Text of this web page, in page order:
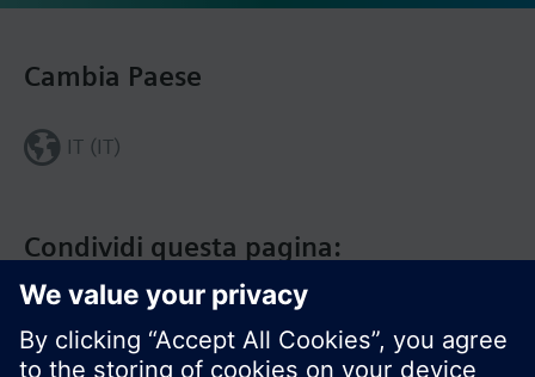
Condividi questa pagina:
Cambia Paese
IT (IT)